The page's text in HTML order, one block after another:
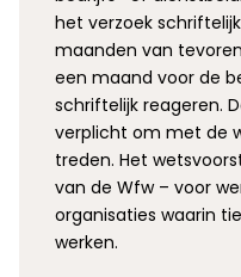
het verzoek
maanden van
een maand voor de
schriftelijk reageren.
verplicht om met de
treden. Het
van de Wfw – voor
organisaties waarin
werken.